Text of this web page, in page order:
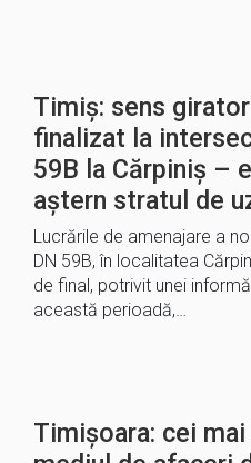
Timiș: sens
finalizat la
59B la Cărpiniș –
aștern stratul de
Lucrările de amenajare a
DN 59B, în localitatea
de final, potrivit unei
această perioadă,…
Timișoara: cei